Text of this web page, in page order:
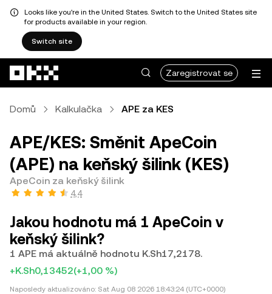
Looks like you're in the United States. Switch to the United States site
for products available in your region.
Switch site
Zaregistrovat se
Domů Kalkulačka APE za KES
APE/KES: Směnit ApeCoin
(APE) na keňský šilink (KES)
ApeCoin za keňský šilink
4,4
Jakou hodnotu má 1 ApeCoin v
keňský šilink?
1 APE má aktuálně hodnotu K.Sh17,2178.
+K.Sh0,13452(+1,00 %)
Naposledy aktualizováno: Sat Aug 08 2026 18:43:24 (UTC+0000)